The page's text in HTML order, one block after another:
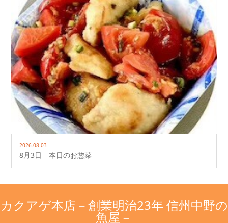
2026.08.03
8月3日 本日のお惣菜
カクアゲ本店－創業明治23年 信州中野の
魚屋－